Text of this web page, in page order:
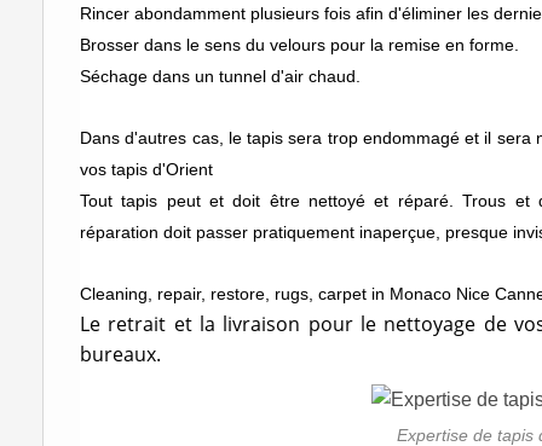
Rincer abondamment plusieurs fois afin d'éliminer les
Brosser dans le sens du velours pour la remise en forme.
Séchage dans un tunnel d'air chaud.
Dans d'autres cas, le tapis sera trop endommagé et il
vos tapis d'Orient
Tout tapis peut et doit être nettoyé et réparé. Trous et
réparation doit passer pratiquement inaperçue, presque
Cleaning, repair, restore, rugs, carpet in Monaco Nice
Le retrait et la livraison pour le nettoyage de
bureaux.
Expertise de tapis